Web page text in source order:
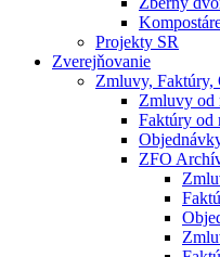
Projekty SR
Zverejňovanie
Zmluvy, Faktúry,
Zmluvy od
Faktúry od
ZFO